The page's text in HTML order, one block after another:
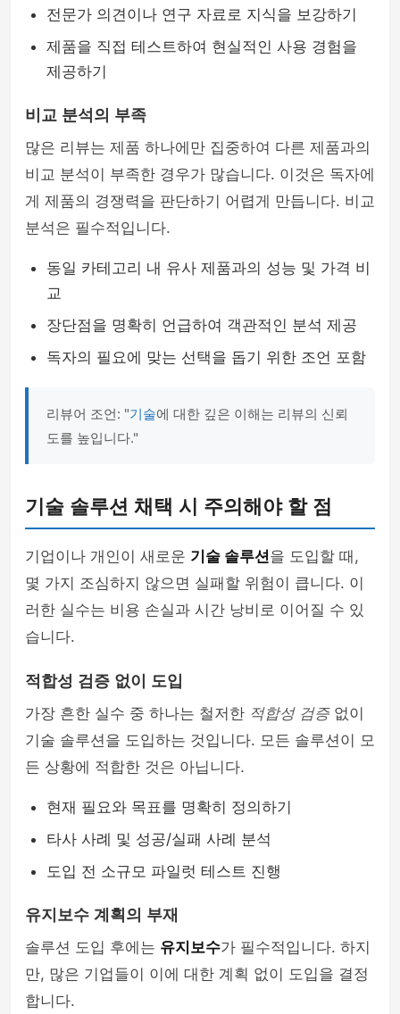
전문가 의견이나 연구 자료로 지식을 보강하기
제품을 직접 테스트하여 현실적인 사용 경험을
제공하기
비교 분석의 부족
많은 리뷰는 제품 하나에만 집중하여 다른 제품과의
비교 분석이 부족한 경우가 많습니다. 이것은 독자에
게 제품의 경쟁력을 판단하기 어렵게 만듭니다. 비교
분석은 필수적입니다.
동일 카테고리 내 유사 제품과의 성능 및 가격 비
교
장단점을 명확히 언급하여 객관적인 분석 제공
독자의 필요에 맞는 선택을 돕기 위한 조언 포함
리뷰어 조언: "기술에 대한 깊은 이해는 리뷰의 신뢰
도를 높입니다."
기술 솔루션 채택 시 주의해야 할 점
기업이나 개인이 새로운 기술 솔루션을 도입할 때,
몇 가지 조심하지 않으면 실패할 위험이 큽니다. 이
러한 실수는 비용 손실과 시간 낭비로 이어질 수 있
습니다.
적합성 검증 없이 도입
가장 흔한 실수 중 하나는 철저한 적합성 검증없이
기술 솔루션을 도입하는 것입니다. 모든 솔루션이 모
든 상황에 적합한 것은 아닙니다.
현재 필요와 목표를 명확히 정의하기
타사 사례 및 성공/실패 사례 분석
도입 전 소규모 파일럿 테스트 진행
유지보수 계획의 부재
솔루션 도입 후에는 유지보수가 필수적입니다. 하지
만, 많은 기업들이 이에 대한 계획 없이 도입을 결정
합니다.